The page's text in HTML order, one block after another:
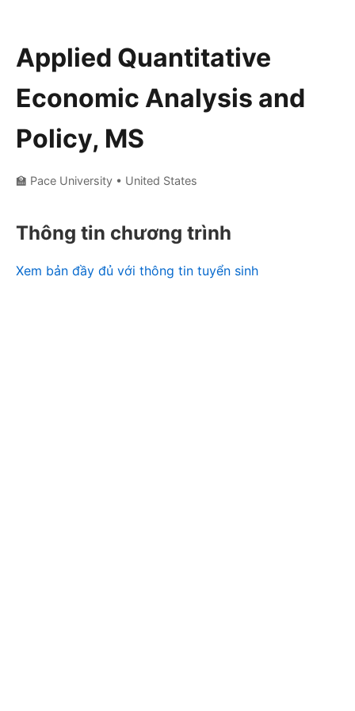
Applied Quantitative
Economic Analysis and
Policy, MS
🏫 Pace University • United States
Thông tin chương trình
Xem bản đầy đủ với thông tin tuyển sinh